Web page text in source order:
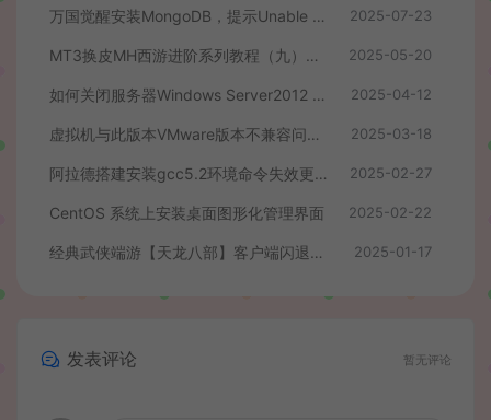
万国觉醒安装MongoDB，提示Unable to find image ‘mongo:3.6’、docker拉取镜像失败解决办法 2025-07-23
MT3换皮MH西游进阶系列教程（九）最新后台修改教程+数据库密码修改+配置源码PC模拟器+客户端后台跳转修改+同步物品ID+后台支付跳转修改+后台商场物品添加与修改 2025-05-20
如何关闭服务器Windows Server2012 自带的杀毒程序 2025-04-12
虚拟机与此版本VMware版本不兼容问题的解决方法 2025-03-18
阿拉德搭建安装gcc5.2环境命令失效更新 2025-02-27
CentOS 系统上安装桌面图形化管理界面 2025-02-22
经典武侠端游【天龙八部】客户端闪退，提示过期等修复插件 2025-01-17
发表评论 暂无评论